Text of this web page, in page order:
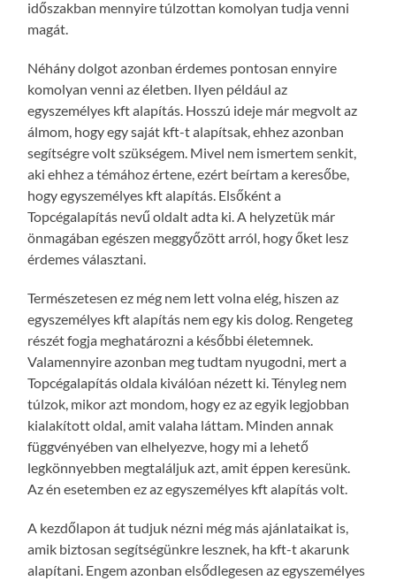
időszakban mennyire túlzottan komolyan tudja venni
magát.
Néhány dolgot azonban érdemes pontosan ennyire
komolyan venni az életben. Ilyen például az
egyszemélyes kft alapítás. Hosszú ideje már megvolt az
álmom, hogy egy saját kft-t alapítsak, ehhez azonban
segítségre volt szükségem. Mivel nem ismertem senkit,
aki ehhez a témához értene, ezért beírtam a keresőbe,
hogy egyszemélyes kft alapítás. Elsőként a
Topcégalapítás nevű oldalt adta ki. A helyzetük már
önmagában egészen meggyőzött arról, hogy őket lesz
érdemes választani.
Természetesen ez még nem lett volna elég, hiszen az
egyszemélyes kft alapítás nem egy kis dolog. Rengeteg
részét fogja meghatározni a későbbi életemnek.
Valamennyire azonban meg tudtam nyugodni, mert a
Topcégalapítás oldala kiválóan nézett ki. Tényleg nem
túlzok, mikor azt mondom, hogy ez az egyik legjobban
kialakított oldal, amit valaha láttam. Minden annak
függvényében van elhelyezve, hogy mi a lehető
legkönnyebben megtaláljuk azt, amit éppen keresünk.
Az én esetemben ez az egyszemélyes kft alapítás volt.
A kezdőlapon át tudjuk nézni még más ajánlataikat is,
amik biztosan segítségünkre lesznek, ha kft-t akarunk
alapítani. Engem azonban elsődlegesen az egyszemélyes